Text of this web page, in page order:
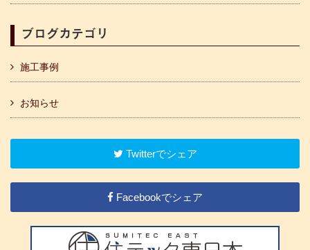
ブログカテゴリ
施工事例
お知らせ
Twitterでシェア
Facebookでシェア